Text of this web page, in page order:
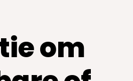
om